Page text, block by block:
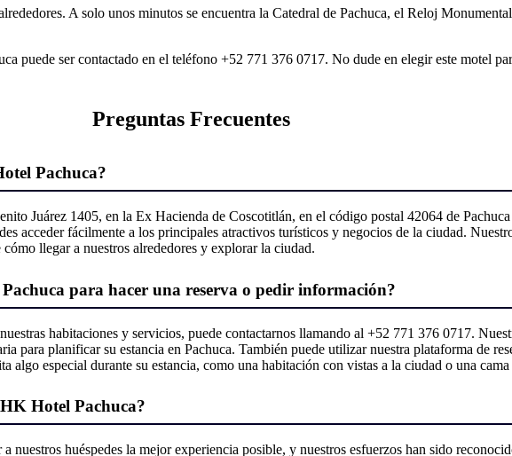
A solo unos minutos se encuentra la Catedral de Pachuca, el Reloj
puede ser contactado en el teléfono +52 771 376 0717. No dude en elegir este motel
Preguntas Frecuentes
Pachuca?
Juárez 1405, en la Ex Hacienda de Coscotitlán, en el código postal 42064 de
acceder fácilmente a los principales atractivos turísticos y negocios de la ciudad.
llegar a nuestros alrededores y explorar la ciudad.
para hacer una reserva o pedir información?
habitaciones y servicios, puede contactarnos llamando al +52 771 376 0717.
para planificar su estancia en Pachuca. También puede utilizar nuestra plataforma de
algo especial durante su estancia, como una habitación con vistas a la ciudad o una cama
Hotel Pachuca?
nuestros huéspedes la mejor experiencia posible, y nuestros esfuerzos han sido